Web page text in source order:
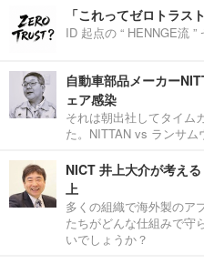
「これってゼロトラス
ID 起点の “ HENNGE流
自動車部品メーカー
ェア感染
それは朝出社してタイム
た。NITTAN vs ランサム
NICT 井上大介が考え
上
多くの組織で海外製のア
たちがどんな仕組みで守
いでしょうか？